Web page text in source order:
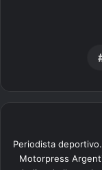
Periodista
Motorpress